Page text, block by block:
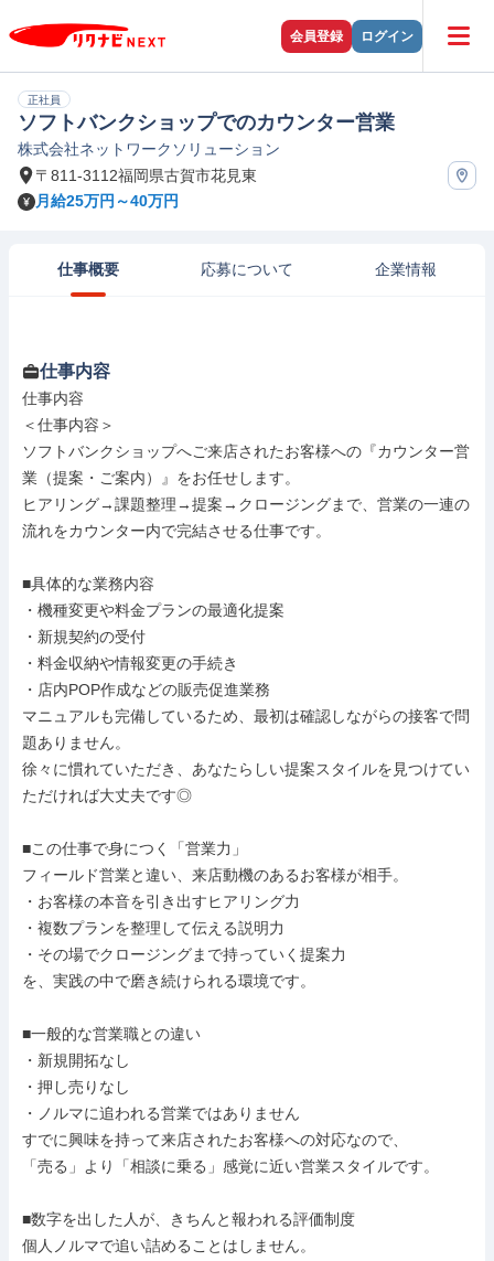
会員登録 ログイン
正社員
ソフトバンクショップでのカウンター営業
株式会社ネットワークソリューション
〒811-3112福岡県古賀市花見東
月給25万円～40万円
仕事概要 応募について 企業情報
仕事内容
仕事内容
＜仕事内容＞
ソフトバンクショップへご来店されたお客様への『カウンター営
業（提案・ご案内）』をお任せします。
ヒアリング→課題整理→提案→クロージングまで、営業の一連の
流れをカウンター内で完結させる仕事です。
■具体的な業務内容
・機種変更や料金プランの最適化提案
・新規契約の受付
・料金収納や情報変更の手続き
・店内POP作成などの販売促進業務
マニュアルも完備しているため、最初は確認しながらの接客で問
題ありません。
徐々に慣れていただき、あなたらしい提案スタイルを見つけてい
ただければ大丈夫です◎
■この仕事で身につく「営業力」
フィールド営業と違い、来店動機のあるお客様が相手。
・お客様の本音を引き出すヒアリング力
・複数プランを整理して伝える説明力
・その場でクロージングまで持っていく提案力
を、実践の中で磨き続けられる環境です。
■一般的な営業職との違い
・新規開拓なし
・押し売りなし
・ノルマに追われる営業ではありません
すでに興味を持って来店されたお客様への対応なので、
「売る」より「相談に乗る」感覚に近い営業スタイルです。
■数字を出した人が、きちんと報われる評価制度
個人ノルマで追い詰めることはしません。